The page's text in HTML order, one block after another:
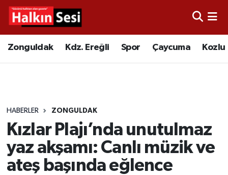
Zonguldak Kdz. Ereğli Spor Çaycuma Kozlu
HABERLER ZONGULDAK
Kızlar Plajı’nda unutulmaz
yaz akşamı: Canlı müzik ve
ateş başında eğlence
Video
Çaycuma
Alaplı
Asayiş
Merkez Hava Durumu
Tüm Manşetler
Son Dakika Haberleri